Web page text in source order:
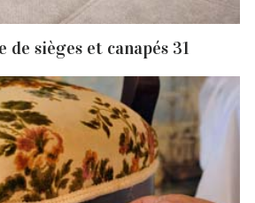
de sièges et canapés 31